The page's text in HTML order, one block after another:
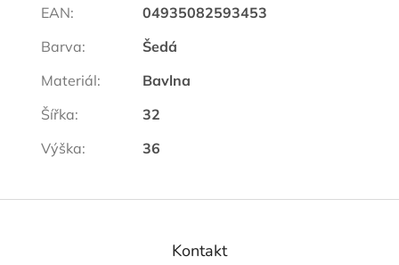
EAN:
04935082593453
Barva:
Šedá
Materiál:
Bavlna
Šířka:
32
Výška: 36
Z
Kontakt